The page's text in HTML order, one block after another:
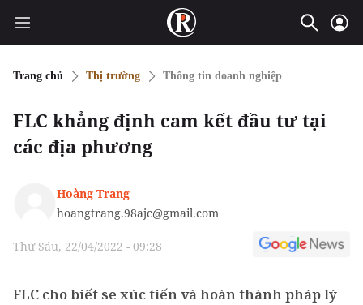
Trang chủ Thị trường Thông tin doanh nghiệp
FLC khẳng định cam kết đầu tư tại
các địa phương
Hoàng Trang
hoangtrang.98ajc@gmail.com
Thứ Sáu, 22/04/2022 - 09:28
FLC cho biết sẽ xúc tiến và hoàn thành pháp lý